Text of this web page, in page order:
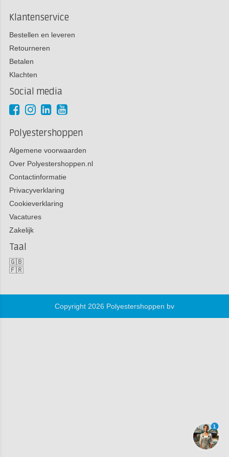
Klantenservice
Bestellen en leveren
Retourneren
Betalen
Klachten
Social media
Polyestershoppen
Algemene voorwaarden
Over Polyestershoppen.nl
Contactinformatie
Privacyverklaring
Cookieverklaring
Vacatures
Zakelijk
Taal
🇬🇧
🇫🇷
Copyright 2026 Polyestershoppen bv
1